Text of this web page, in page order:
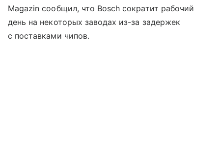
Magazin сообщил, что Bosch сократит рабочий
день на некоторых заводах из-за задержек
с поставками чипов.